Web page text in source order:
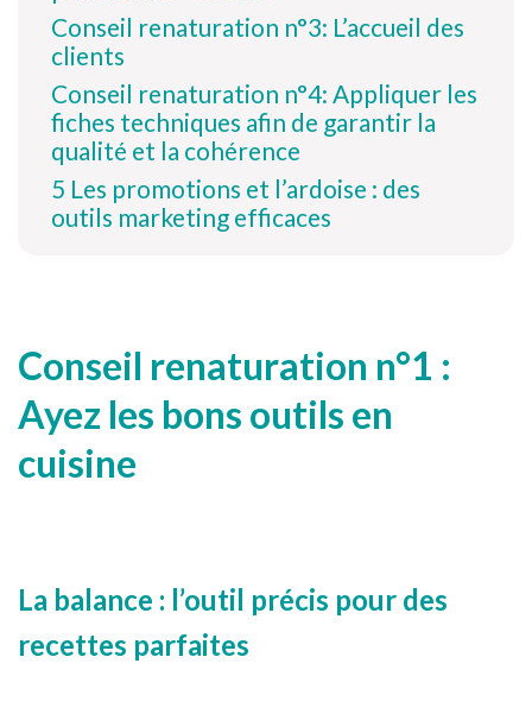
Conseil renaturation n°3: L’accueil des
clients
Conseil renaturation n°4: Appliquer les
fiches techniques afin de garantir la
qualité et la cohérence
5 Les promotions et l’ardoise : des
outils marketing efficaces
Conseil renaturation n°1 :
Ayez les bons outils en
cuisine
La balance : l’outil précis pour des
recettes parfaites